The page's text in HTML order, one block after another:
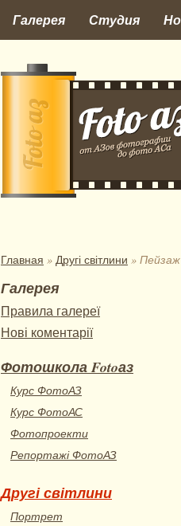
Галерея Студия
Вы здесь
Главная » Другі світлини » Пейзаж
Галерея
Правила галереї
Нові коментарії
Фотошкола Fotoаз
Курс ФотоАЗ
Курс ФотоАС
Фотопроекти
Репортажі ФотоАЗ
Другі світлини
Портрет